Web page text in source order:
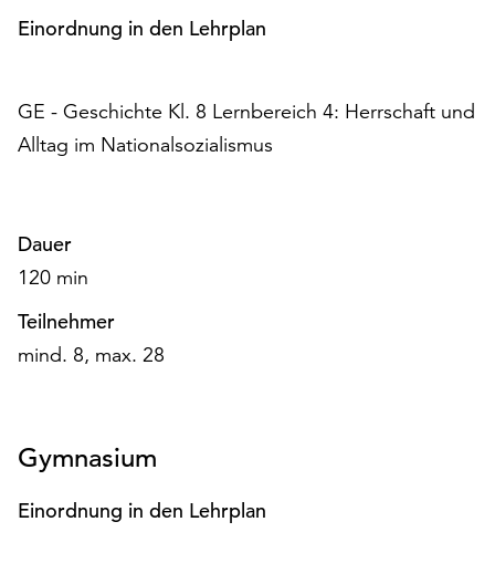
Seite
„Cookie-
Einstellungen“
Cookies
werden
auch
ohne
Ihr
Einverständnis
Möchten
die
Einordnung in den Lehrplan
GE - Geschichte Kl. 8 Lernbereich 4: Herrschaft und
Alltag im Nationalsozialismus
Dauer
120 min
Teilnehmer
mind. 8, max. 28
Gymnasium
Einordnung in den Lehrplan